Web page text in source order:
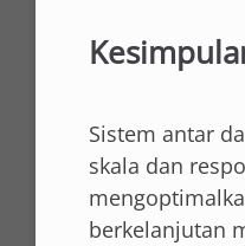
Sistem antar
skala dan
berkelanjutan